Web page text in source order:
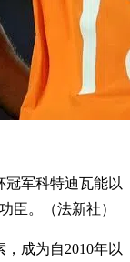
冠军科特迪瓦能以
臣。（法新社）
成为自2010年以